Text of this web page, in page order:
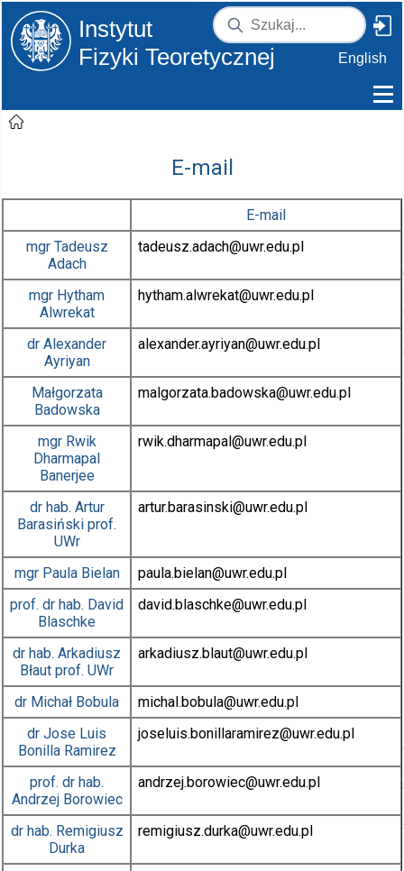
Instytut
Fizyki Teoretycznej
English
E-mail
E-mail
mgr Tadeusz
Adach
tadeusz.adach@uwr.edu.pl
mgr Hytham
Alwrekat
hytham.alwrekat@uwr.edu.pl
dr Alexander
Ayriyan
alexander.ayriyan@uwr.edu.pl
Małgorzata
Badowska
malgorzata.badowska@uwr.edu.pl
mgr Rwik
Dharmapal
Banerjee
rwik.dharmapal@uwr.edu.pl
dr hab. Artur
Barasiński prof.
UWr
artur.barasinski@uwr.edu.pl
mgr Paula Bielan paula.bielan@uwr.edu.pl
prof. dr hab. David
Blaschke
david.blaschke@uwr.edu.pl
dr hab. Arkadiusz
Błaut prof. UWr
arkadiusz.blaut@uwr.edu.pl
dr Michał Bobula michal.bobula@uwr.edu.pl
dr Jose Luis
Bonilla Ramirez
joseluis.bonillaramirez@uwr.edu.pl
prof. dr hab.
Andrzej Borowiec
andrzej.borowiec@uwr.edu.pl
dr hab. Remigiusz
Durka
remigiusz.durka@uwr.edu.pl